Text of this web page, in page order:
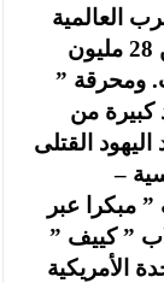
من رفاق السلاح
العاهل البحريني
من التوفيق
العالمية
الثانية 1939/ 1941/ 1945 بقتل أكثر من 28 مليون
ومحرقة ”
كبيرة من
القتلى
–
” مبكرا عبر
2007 وعبر انقلاب ” كييف ”
الأمريكية